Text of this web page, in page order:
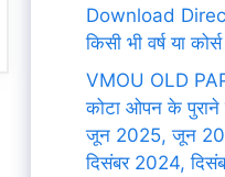
Download
किसी भी वर्ष या
VMOU OLD
कोटा ओपन के पुराने
जून 2025, जून
दिसंबर 2024,